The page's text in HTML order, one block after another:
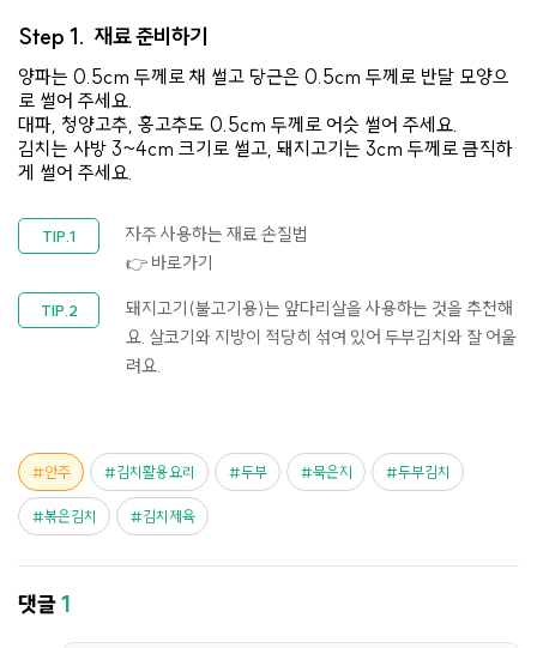
Step 1. 재료 준비하기
양파는 0.5cm 두께로 채 썰고 당근은 0.5cm 두께로 반달 모양으
로 썰어 주세요.
대파, 청양고추, 홍고추도 0.5cm 두께로 어슷 썰어 주세요.
김치는 사방 3~4cm 크기로 썰고, 돼지고기는 3cm 두께로 큼직하
게 썰어 주세요.
자주 사용하는 재료 손질법
👉 바로가기
돼지고기(불고기용)는 앞다리살을 사용하는 것을 추천해
요. 살코기와 지방이 적당히 섞여 있어 두부김치와 잘 어울
려요.
안주 김치활용요리 두부 묵은지 두부김치
볶은김치 김치제육
댓글1